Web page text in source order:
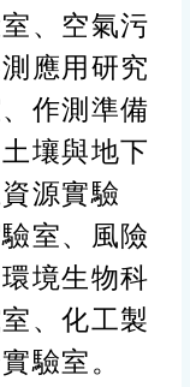
、空氣污
應用研究
作測準備
壤與地下
源實驗
室、風險
境生物科
、化工製
驗室。